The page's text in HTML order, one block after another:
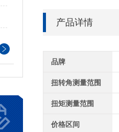
产品详情
品牌
扭转角测量范围
扭矩测量范围
价格区间